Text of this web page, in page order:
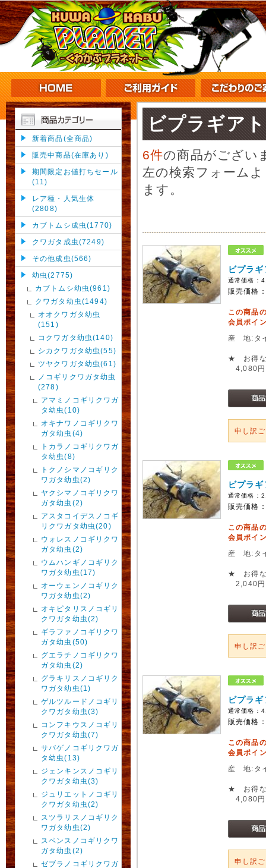
新着商品(全商品)
販売中商品(在庫あり)
期間限定お値打ちセール
(11)
レア種・人気生体
(2808)
カブトムシ成虫(1770)
クワガタ成虫(7249)
その他成虫(566)
幼虫(2775)
カブトムシ幼虫(961)
クワガタ幼虫(1494)
オオクワガタ幼虫
(151)
コクワガタ幼虫(140)
シカクワガタ幼虫(55)
ツヤクワガタ幼虫(61)
ノコギリクワガタ幼虫
(278)
アマミノコギリクワガ
タ幼虫(10)
オキナワノコギリクワ
ガタ幼虫(4)
トカラノコギリクワガ
タ幼虫(8)
トクノシマノコギリク
ワガタ幼虫(2)
ヤクシマノコギリクワ
ガタ幼虫(2)
アスタコイデスノコギ
リクワガタ幼虫(20)
ウォレスノコギリクワ
ガタ幼虫(2)
ウムハンギノコギリク
ワガタ幼虫(17)
オーウェンノコギリク
ワガタ幼虫(2)
オキピタリスノコギリ
クワガタ幼虫(2)
ギラファノコギリクワ
ガタ幼虫(50)
グエラチノコギリクワ
ガタ幼虫(2)
グラキリスノコギリク
ワガタ幼虫(1)
ゲルツルードノコギリ
クワガタ幼虫(3)
コンフキウスノコギリ
クワガタ幼虫(7)
サバゲノコギリクワガ
タ幼虫(13)
ジェンキンスノコギリ
クワガタ幼虫(3)
ジュリエットノコギリ
クワガタ幼虫(2)
スツラリスノコギリク
ワガタ幼虫(2)
スペンスノコギリクワ
ガタ幼虫(2)
ゼブラノコギリクワガ
ビプラギア
6件の商品がござい
左の検索フォーム
ます。
ビプラ
通常価格：
販売価格
この商品
会員ポイ
産 地:タ
★ お得
4,080
申し訳
ビプラ
通常価格：
販売価格
この商品
会員ポイ
産 地:タ
★ お得
2,040
申し訳
ビプラ
通常価格：
販売価格
この商品
会員ポイ
産 地:タ
★ お得
4,080
申し訳